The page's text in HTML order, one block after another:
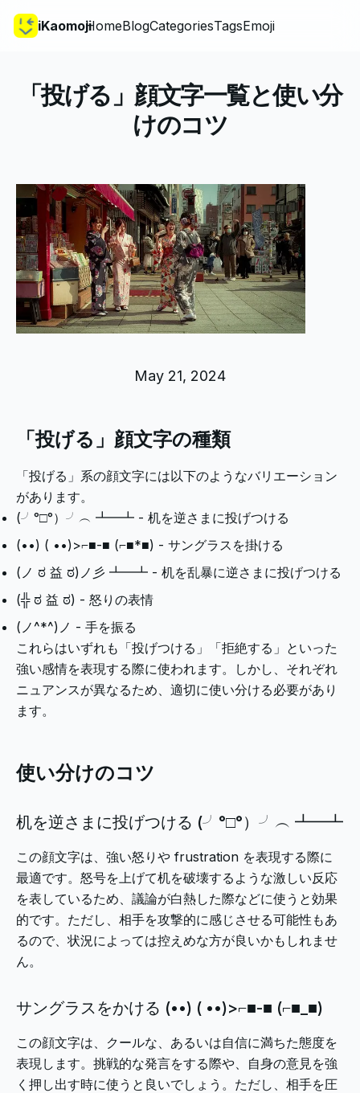
iKaomojiHomeBlogCategoriesTagsEmoji
「投げる」顔文字一覧と使い分
けのコツ
May 21, 2024
「投げる」顔文字の種類
「投げる」系の顔文字には以下のようなバリエーション
があります。
(╯°□°）╯︵ ┻━┻ - 机を逆さまに投げつける
(• •) ( • •)>⌐■-■ (⌐■*■) - サングラスを掛ける
(ノ ಠ 益 ಠ)ノ彡 ┻━┻ - 机を乱暴に逆さまに投げつける
(╬ ಠ 益 ಠ) - 怒りの表情
(ノ^*^)ノ - 手を振る
これらはいずれも「投げつける」「拒絶する」といった
強い感情を表現する際に使われます。しかし、それぞれ
ニュアンスが異なるため、適切に使い分ける必要があり
ます。
使い分けのコツ
机を逆さまに投げつける (╯°□°）╯︵ ┻━┻
この顔文字は、強い怒りや frustration を表現する際に
最適です。怒号を上げて机を破壊するような激しい反応
を表しているため、議論が白熱した際などに使うと効果
的です。ただし、相手を攻撃的に感じさせる可能性もあ
るので、状況によっては控えめな方が良いかもしれませ
ん。
サングラスをかける (••) ( ••)>⌐■-■ (⌐■_■)
この顔文字は、クールな、あるいは自信に満ちた態度を
表現します。挑戦的な発言をする際や、自身の意見を強
く押し出す時に使うと良いでしょう。ただし、相手を圧